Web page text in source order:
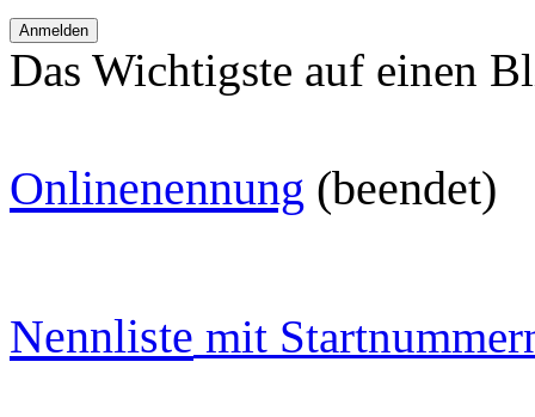
Das Wichtigste auf einen
Onlinenennung (beendet)
Nennliste mit